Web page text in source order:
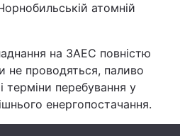
Регіони
Статті
атомній
на ЗАЕС повністю
не проводяться, паливо
перебування у
енергопостачання.